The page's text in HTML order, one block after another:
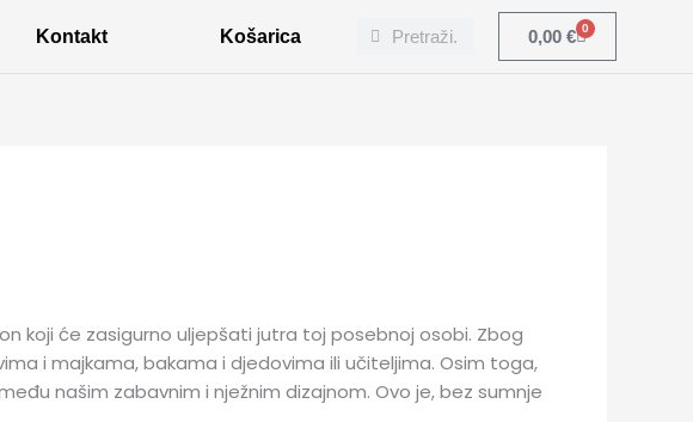
Kontakt Košarica Search
Search 0,00 € 0
Cart
koji će zasigurno uljepšati jutra toj posebnoj osobi. Zbog
i majkama, bakama i djedovima ili učiteljima. Osim toga,
našim zabavnim i nježnim dizajnom. Ovo je, bez sumnje